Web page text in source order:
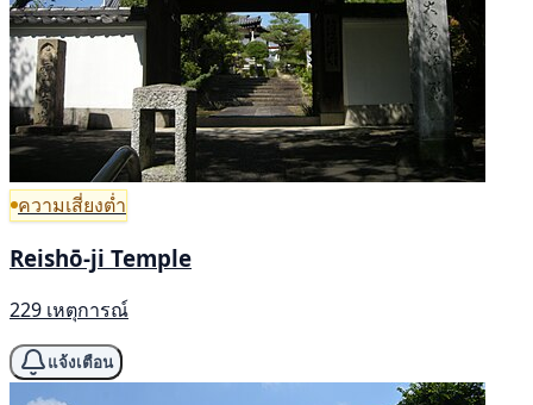
ความเสี่ยงต่ำ
Reishō-ji Temple
229 เหตุการณ์
แจ้งเตือน